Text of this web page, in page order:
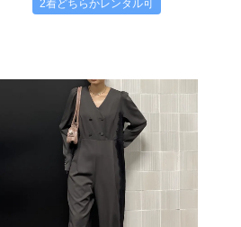
2着どちらかレンタル可